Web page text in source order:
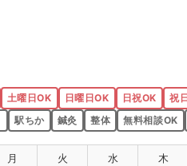
土曜日OK 日曜日OK 日祝OK 祝
駅ちか 鍼灸 整体 無料相談OK
月 火 水 木